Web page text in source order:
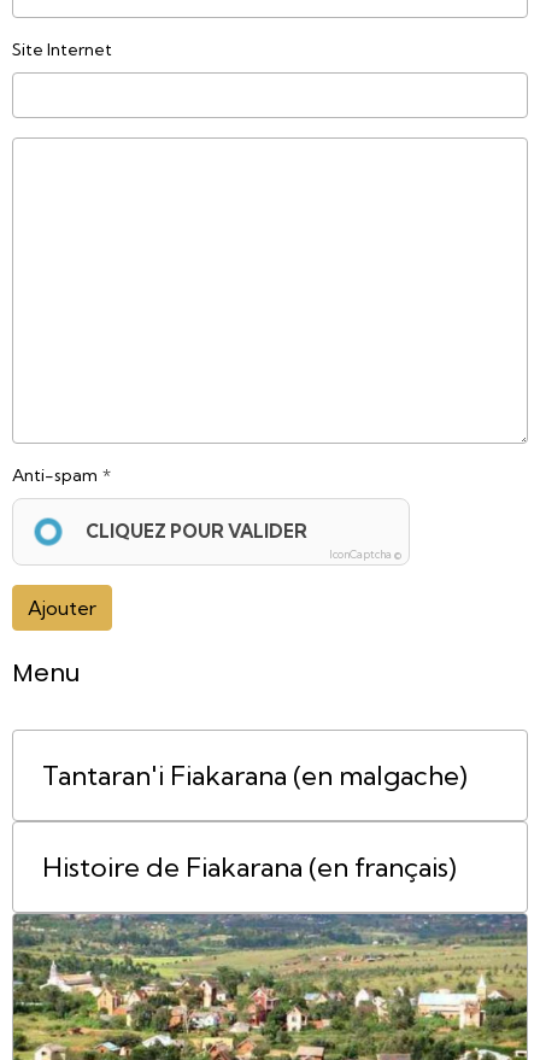
Site Internet
Anti-spam
CLIQUEZ POUR VALIDER
IconCaptcha ©
Ajouter
Menu
Tantaran'i Fiakarana (en malgache)
Histoire de Fiakarana (en français)